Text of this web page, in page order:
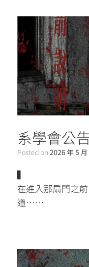
系學會公
Posted on 2026 年 5 月
▍
在進入那扇門之
道……